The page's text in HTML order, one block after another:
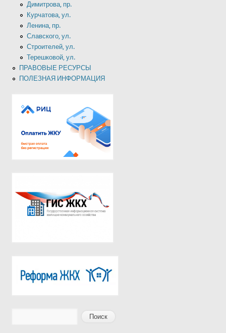
Димитрова, пр.
Курчатова, ул.
Ленина, пр.
Славского, ул.
Строителей, ул.
Терешковой, ул.
ПРАВОВЫЕ РЕСУРСЫ
ПОЛЕЗНАЯ ИНФОРМАЦИЯ
Форма поиска